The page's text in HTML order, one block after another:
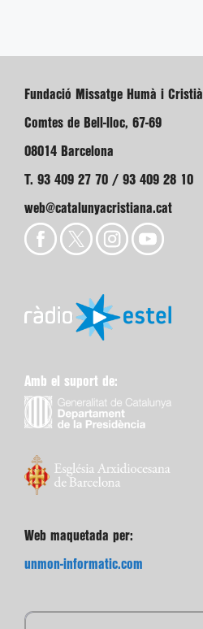
Fundació Missatge Humà i Cristià
Comtes de Bell-lloc, 67-69
08014 Barcelona
T. 93 409 27 70 / 93 409 28 10
web@catalunyacristiana.cat
Amb el suport de:
Web maquetada per:
unmon-informatic.com